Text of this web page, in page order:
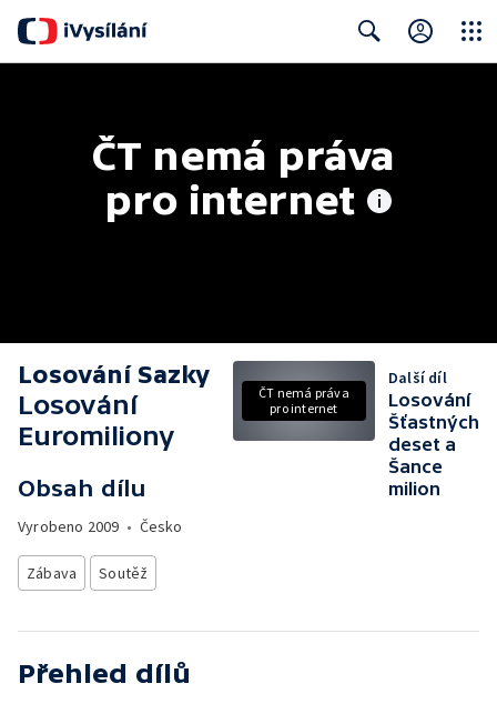
ČT nemá práva
pro internet
Losování Sazky
Losování
Euromiliony
Obsah dílu
Vyrobeno 2009 • Česko
Zábava Soutěž
ČT nemá práva
pro internet
Další díl
Losování
Šťastných
deset a
Šance
milion
Přehled dílů